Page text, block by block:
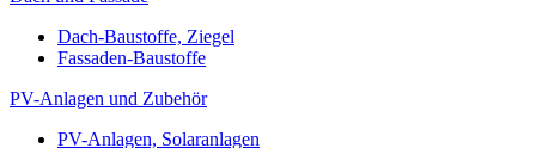
Dach-Baustoffe, Ziegel
Fassaden-Baustoffe
PV-Anlagen und Zubehör
PV-Anlagen, Solaranlagen